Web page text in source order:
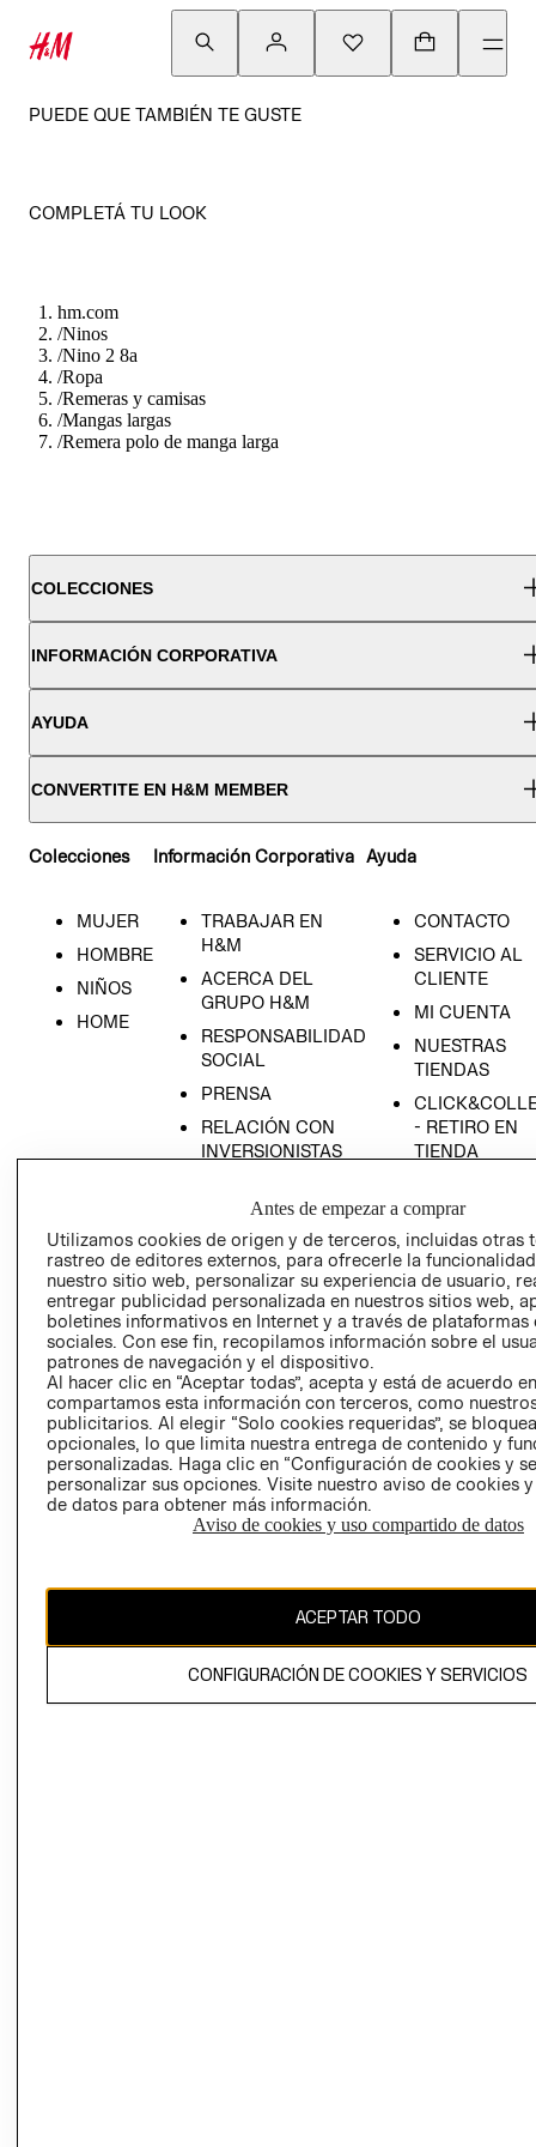
PUEDE QUE TAMBIÉN TE GUSTE
COMPLETÁ TU LOOK
hm.com
/Ninos
/Nino 2 8a
/Ropa
/Remeras y camisas
/Mangas largas
/Remera polo de manga larga
COLECCIONES
INFORMACIÓN CORPORATIVA
AYUDA
CONVERTITE EN H&M MEMBER
Colecciones
MUJER
HOMBRE
NIÑOS
HOME
Información Corporativa
TRABAJAR EN
H&M
ACERCA DEL
GRUPO H&M
RESPONSABILIDAD
SOCIAL
PRENSA
RELACIÓN CON
INVERSIONISTAS
EMPRESARIAL
Ayuda
CONTACTO
SERVICIO AL
CLIENTE
MI CUENTA
NUESTRAS
TIENDAS
- RETIRO EN
TIENDA
CONDICIONES
AVISO DE
PRIVACIDAD
GIFT CARD
AVISO DE
El contenido de esta página web está protegido por copyright y es
Antes de empezar a comprar
Utilizamos cookies de origen y de terceros, incluidas otras
rastreo de editores externos, para ofrecerle la
nuestro sitio web, personalizar su experiencia de usuario,
entregar publicidad personalizada en nuestros sitios web,
boletines informativos en Internet y a través de plataformas
sociales. Con ese fin, recopilamos información sobre el
patrones de navegación y el dispositivo.
Al hacer clic en “Aceptar todas”, acepta y está de acuerdo
compartamos esta información con terceros, como
publicitarios. Al elegir “Solo cookies requeridas”, se
opcionales, lo que limita nuestra entrega de contenido y
personalizadas. Haga clic en “Configuración de cookies y
personalizar sus opciones. Visite nuestro aviso de cookies
de datos para obtener más información.
Aviso de cookies y uso compartido de datos
ACEPTAR TODO
CONFIGURACIÓN DE COOKIES Y SERVICIOS